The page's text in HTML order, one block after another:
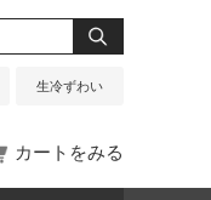
生冷ずわい
カートをみる